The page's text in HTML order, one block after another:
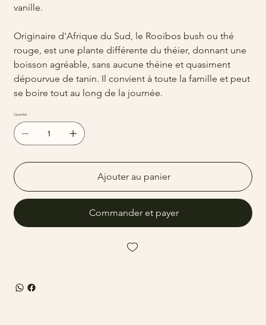
vanille.
Originaire d'Afrique du Sud, le Rooibos bush ou thé
rouge, est une plante différente du théier, donnant une
boisson agréable, sans aucune théine et quasiment
dépourvue de tanin. Il convient à toute la famille et peut
se boire tout au long de la journée.
Quantité
Ajouter au panier
Commander et payer